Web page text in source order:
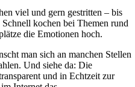
viel und gern gestritten – bis
Schnell kochen bei Themen rund
die Emotionen hoch.
man sich an manchen Stellen
Und siehe da: Die
und in Echtzeit zur